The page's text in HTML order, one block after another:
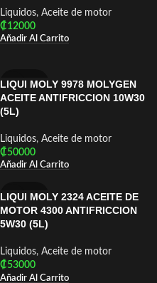
Liquidos, Aceite de motor
₡12000
Añadir Al Carrito
LIQUI MOLY
LIQUI MOLY 9978 MOLYGEN
ACEITE ANTIFRICCION 10W30
(5L)
Liquidos, Aceite de motor
₡50000
Añadir Al Carrito
LIQUI MOLY
LIQUI MOLY 2324 ACEITE DE
MOTOR 4300 ANTIFRICCION
5W30 (5L)
Liquidos, Aceite de motor
₡53000
Añadir Al Carrito